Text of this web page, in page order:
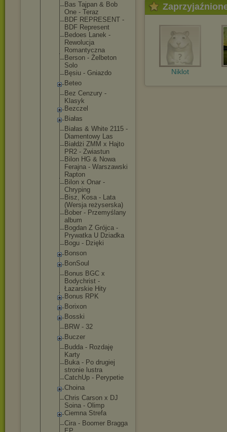
Bas Tajpan & Bob
One - Teraz
BDF REPRESENT -
BDF Represent
Bedoes Lanek -
Rewolucja
Romantyczna
Berson - Żelbeton
Solo
Bęsiu - Gniazdo
Beteo
Bez Cenzury -
Klasyk
Bezczel
Białas
Białas & White 2115 -
Diamentowy Las
Białdżi ZMM x Hajto
PR2 - Zwiastun
Bilon HG & Nowa
Ferajna - Warszawski
Rapton
Bilon x Onar -
Chryping
Bisz, Kosa - Lata
(Wersja reżyserska)
Bober - Przemyślany
album
Bogdan Z Grójca -
Prywatka U Dziadka
Bogu - Dzięki
Bonson
BonSoul
Bonus BGC x
Bodychrist -
Łazarskie Hity
Bonus RPK
Borixon
Bosski
BRW - 32
Buczer
Budda - Rozdaję
Karty
Buka - Po drugiej
stronie lustra
CatchUp - Perypetie
Choina
Chris Carson x DJ
Soina - Olimp
Ciemna Strefa
Cira - Boomer Bragga
Niklot